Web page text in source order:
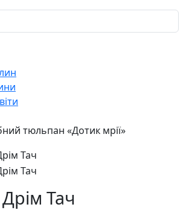
тюльпан «Дотик мрії»
Тач